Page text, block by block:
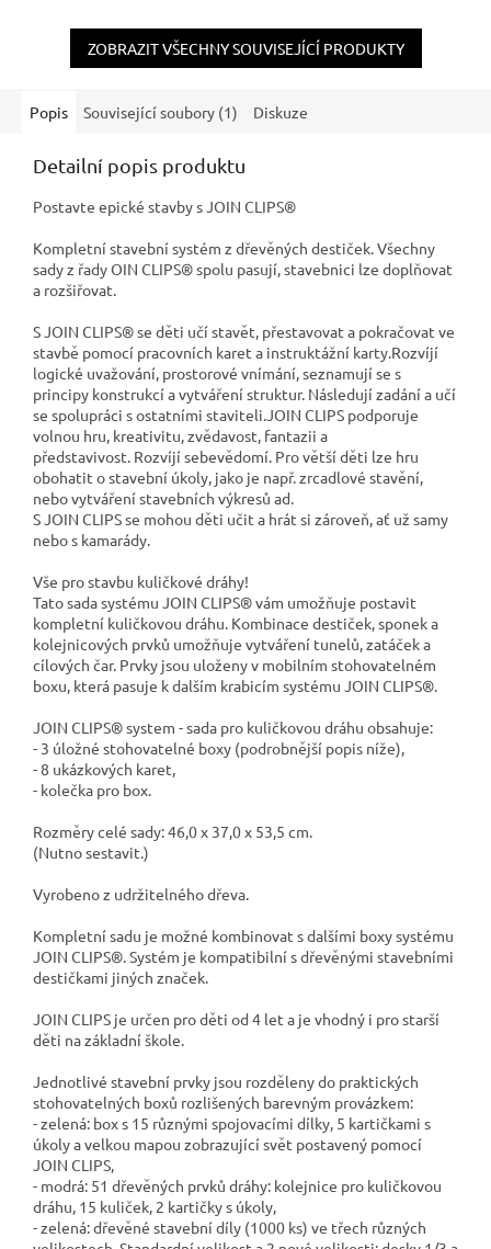
ZOBRAZIT VŠECHNY SOUVISEJÍCÍ PRODUKTY
Popis Související soubory (1) Diskuze
Detailní popis produktu
Postavte epické stavby sJOIN CLIPS®
Kompletní stavební systém z dřevěných destiček. Všechny
sady z řadyOIN CLIPS® spolu pasují, stavebnici lze doplňovat
a rozšiřovat.
S JOIN CLIPS® se děti učí stavět, přestavovat a pokračovat ve
stavbě pomocí pracovních karet a instruktážní karty.Rozvíjí
logické uvažování, prostorové vnímání, seznamují se s
principy konstrukcí a vytváření struktur. Následují zadání a učí
se spolupráci s ostatními staviteli.JOIN CLIPS podporuje
volnou hru, kreativitu, zvědavost, fantazii a
představivost. Rozvíjí sebevědomí. Pro větší děti lze hru
obohatit o stavební úkoly, jako je např. zrcadlové stavění,
nebo vytváření stavebních výkresů ad.
S JOIN CLIPS se mohou děti učit a hrát si zároveň, ať už samy
nebo s kamarády.
Vše pro stavbu kuličkové dráhy!
Tato sada systému JOIN CLIPS® vám umožňuje postavit
kompletní kuličkovou dráhu. Kombinace destiček, sponek a
kolejnicových prvků umožňuje vytváření tunelů, zatáček a
cílových čar. Prvky jsou uloženy v mobilním stohovatelném
boxu, která pasuje k dalším krabicím systému JOIN CLIPS®.
JOIN CLIPS® system - sada pro kuličkovou dráhu obsahuje:
- 3 úložné stohovatelné boxy (podrobnější popis níže),
- 8 ukázkových karet,
- kolečka pro box.
Rozměry celé sady: 46,0 x 37,0 x 53,5 cm.
(Nutno sestavit.)
Vyrobeno z udržitelného dřeva.
Kompletní sadu je možné kombinovat s dalšími boxy systému
JOIN CLIPS®.Systém je kompatibilní s dřevěnými stavebními
destičkami jiných značek.
JOIN CLIPS je určen pro děti od 4 let a je vhodný i pro starší
děti na základní škole.
Jednotlivé stavební prvky jsou rozděleny do praktických
stohovatelných boxů rozlišených barevným provázkem:
- zelená: box s 15 různými spojovacími dílky, 5 kartičkami s
úkoly a velkou mapou zobrazující svět postavený pomocí
JOIN CLIPS,
- modrá: 51 dřevěných prvků dráhy: kolejnice pro kuličkovou
dráhu, 15 kuliček, 2 kartičky s úkoly,
- zelená: dřevěné stavební díly (1000 ks) ve třech různých